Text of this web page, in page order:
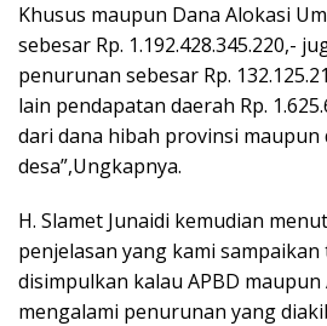
Khusus maupun Dana Alokasi
sebesar Rp. 1.192.428.345.220,-
penurunan sebesar Rp.
lain pendapatan daerah Rp.
dari dana hibah provinsi maupun
desa”,Ungkapnya.
H. Slamet Junaidi kemudian
penjelasan yang kami
disimpulkan kalau APBD maupun
mengalami penurunan yang